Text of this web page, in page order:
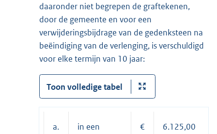
daaronder niet begrepen de graftekenen,
door de gemeente en voor een
verwijderingsbijdrage van de gedenksteen na
beëindiging van de verlenging, is verschuldigd
voor elke termijn van 10 jaar:
Toon volledige tabel
a.
in een
€ 6.125,00